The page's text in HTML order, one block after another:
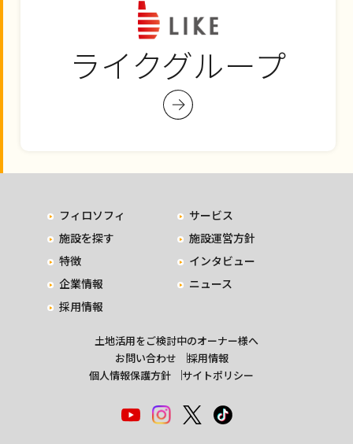
ライクグループ
フィロソフィ
サービス
施設を探す
施設運営方針
特徴
インタビュー
企業情報
ニュース
採用情報
土地活用をご検討中のオーナー様へ
お問い合わせ
採用情報
個人情報保護方針
サイトポリシー